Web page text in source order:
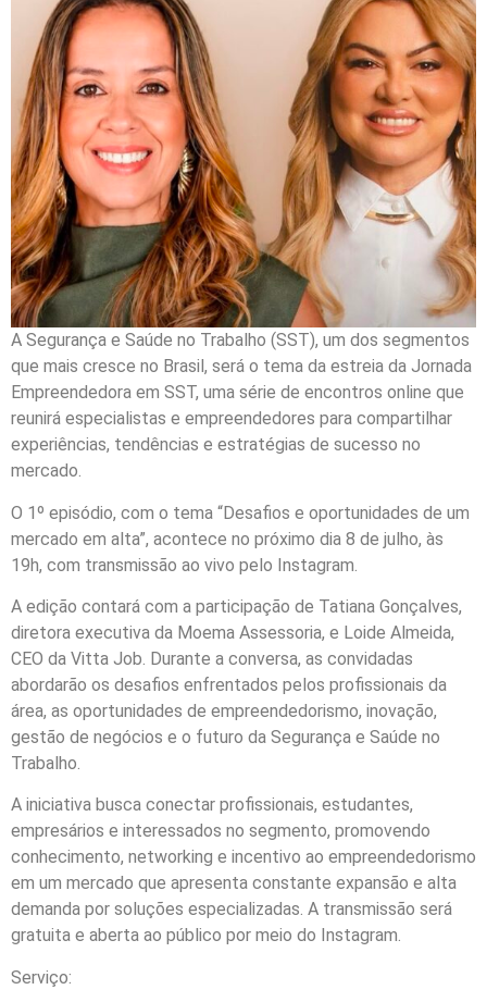
A Segurança e Saúde no Trabalho (SST), um dos segmentos
que mais cresce no Brasil, será o tema da estreia da Jornada
Empreendedora em SST, uma série de encontros online que
reunirá especialistas e empreendedores para compartilhar
experiências, tendências e estratégias de sucesso no
mercado.
O 1º episódio, com o tema “Desafios e oportunidades de um
mercado em alta”, acontece no próximo dia 8 de julho, às
19h, com transmissão ao vivo pelo Instagram.
A edição contará com a participação de Tatiana Gonçalves,
diretora executiva da Moema Assessoria, e Loide Almeida,
CEO da Vitta Job. Durante a conversa, as convidadas
abordarão os desafios enfrentados pelos profissionais da
área, as oportunidades de empreendedorismo, inovação,
gestão de negócios e o futuro da Segurança e Saúde no
Trabalho.
A iniciativa busca conectar profissionais, estudantes,
empresários e interessados no segmento, promovendo
conhecimento, networking e incentivo ao empreendedorismo
em um mercado que apresenta constante expansão e alta
demanda por soluções especializadas. A transmissão será
gratuita e aberta ao público por meio do Instagram.
Serviço: